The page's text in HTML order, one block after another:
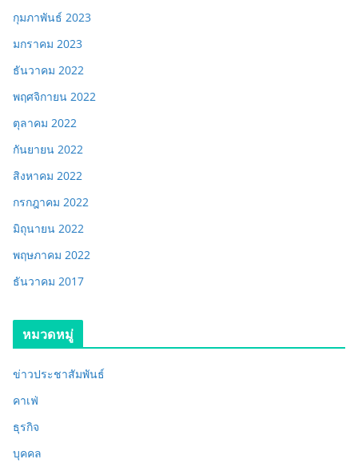
กุมภาพันธ์ 2023
มกราคม 2023
ธันวาคม 2022
พฤศจิกายน 2022
ตุลาคม 2022
กันยายน 2022
สิงหาคม 2022
กรกฎาคม 2022
มิถุนายน 2022
พฤษภาคม 2022
ธันวาคม 2017
หมวดหมู่
ข่าวประชาสัมพันธ์
คาเฟ่
ธุรกิจ
บุคคล